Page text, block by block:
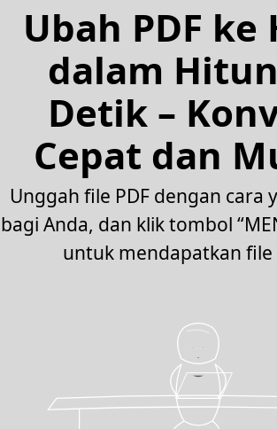
Ubah PDF ke
dalam
Detik –
Cepat dan
Unggah file PDF dengan cara
bagi Anda, dan klik tombol
untuk mendapatkan file